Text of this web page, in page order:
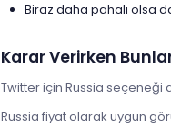
Biraz daha pahalı olsa
Karar Verirken
Twitter için Russia seçeneği
Russia fiyat olarak uygun